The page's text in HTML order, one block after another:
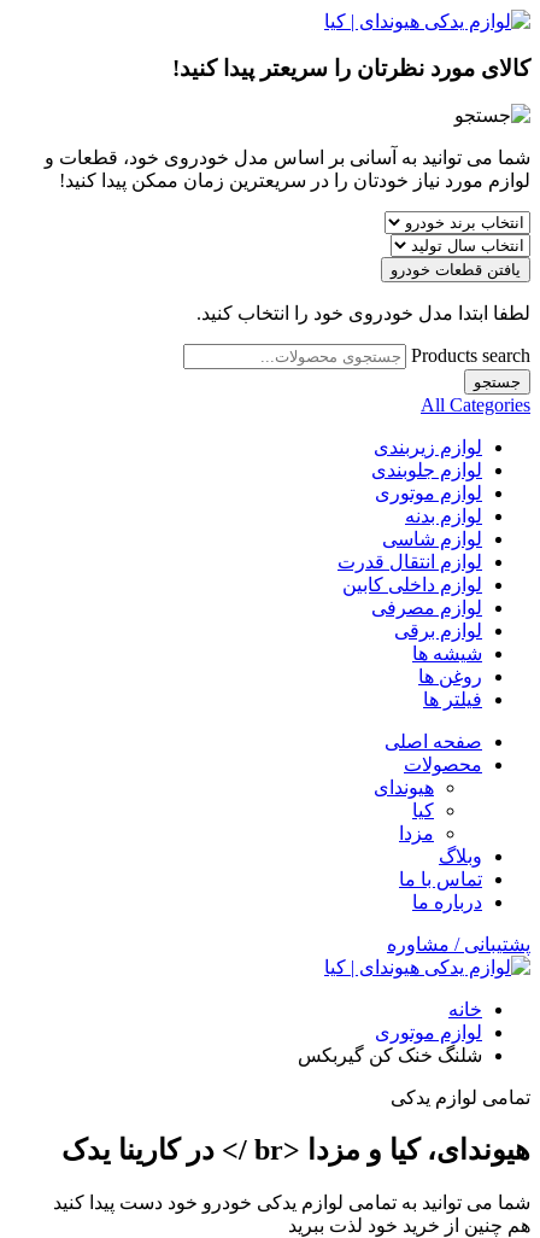
کالای مورد نظرتان را سریعتر پیدا کنید!
شما می توانید به آسانی بر اساس مدل خودروی خود، قطعات و
لوازم مورد نیاز خودتان را در سریعترین زمان ممکن پیدا کنید!
یافتن قطعات خودرو
لطفا ابتدا مدل خودروی خود را انتخاب کنید.
Products search
جستجو
All Categories
لوازم زیربندی
لوازم جلوبندی
لوازم موتوری
لوازم بدنه
لوازم شاسی
لوازم انتقال قدرت
لوازم داخلی کابین
لوازم مصرفی
لوازم برقی
شیشه ها
روغن ها
فیلتر ها
صفحه اصلی
محصولات
هیوندای
کیا
مزدا
وبلاگ
تماس با ما
درباره ما
پشتیبانی / مشاوره
خانه
لوازم موتوری
شلنگ خنک کن گیربکس
تمامی لوازم یدکی
هیوندای، کیا و مزدا <br /> در کارینا یدک
شما می توانید به تمامی لوازم یدکی خودرو خود دست پیدا کنید
هم چنین از خرید خود لذت ببرید